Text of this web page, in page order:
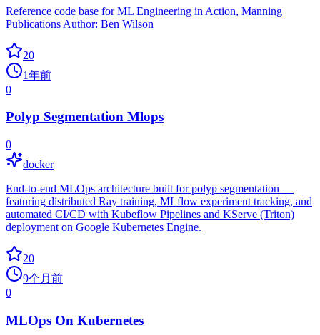
Reference code base for ML Engineering in Action, Manning
Publications Author: Ben Wilson
20
1年前
0
Polyp Segmentation Mlops
0
docker
End-to-end MLOps architecture built for polyp segmentation —
featuring distributed Ray training, MLflow experiment tracking, and
automated CI/CD with Kubeflow Pipelines and KServe (Triton)
deployment on Google Kubernetes Engine.
20
9个月前
0
MLOps On Kubernetes